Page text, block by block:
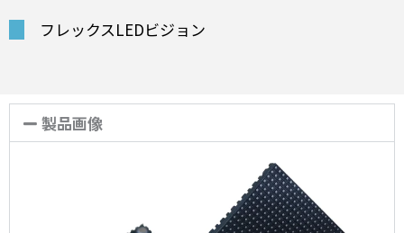
フレックスLEDビジョン
製品画像